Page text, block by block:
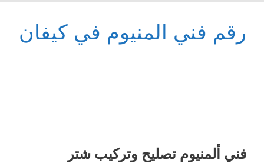
رقم فني المنيوم في كيفان
فني ألمنيوم تصليح وتركيب شتر